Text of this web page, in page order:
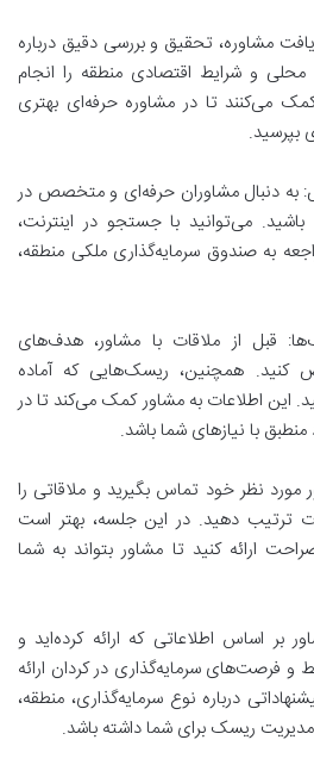
مشاوره، تحقیق و بررسی دقیق درباره
محلی و شرایط اقتصادی منطقه را انجام
می‌کنند تا در مشاوره حرفه‌ای بهتری
بپرسید.
به دنبال مشاوران حرفه‌ای و متخصص در
باشید. می‌توانید با جستجو در اینترنت،
به صندوق سرمایه‌گذاری ملکی منطقه،
قبل از ملاقات با مشاور، هدف‌های
کنید. همچنین، ریسک‌هایی که آماده
این اطلاعات به مشاور کمک می‌کند تا در
با نیازهای شما باشد.
مورد نظر خود تماس بگیرید و ملاقاتی را
ترتیب دهید. در این جلسه، بهتر است
ارائه کنید تا مشاور بتواند به شما
بر اساس اطلاعاتی که ارائه کرده‌اید و
فرصت‌های سرمایه‌گذاری در کردان ارائه
درباره نوع سرمایه‌گذاری، منطقه،
ریسک برای شما داشته باشد.